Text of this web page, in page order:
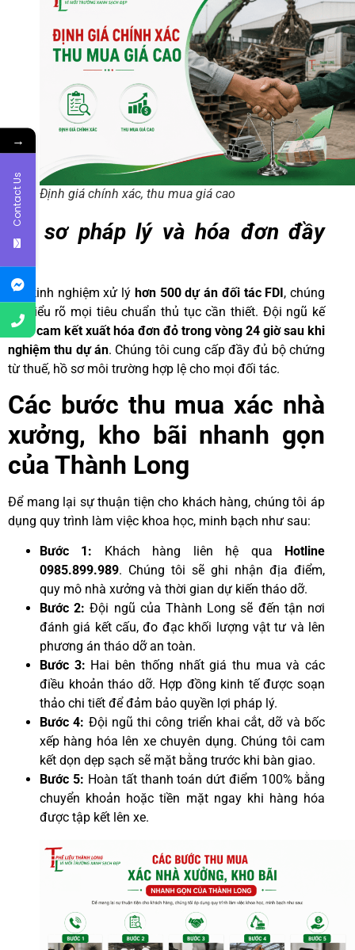
Định giá chính xác, thu mua giá cao
Hồ sơ pháp lý và hóa đơn đầy
Với kinh nghiệm xử lý hơn 500 dự án đối tác FDI, chúng
tôi hiểu rõ mọi tiêu chuẩn thủ tục cần thiết. Đội ngũ kế
toáncam kết xuất hóa đơn đỏ trong vòng 24 giờ sau khi
nghiệm thu dự án. Chúng tôi cung cấp đầy đủ bộ chứng
từ thuế, hồ sơ môi trường hợp lệ cho mọi đối tác.
Các bước thu mua xác nhà
xưởng, kho bãi nhanh gọn
của Thành Long
Để mang lại sự thuận tiện cho khách hàng, chúng tôi áp
dụng quy trình làm việc khoa học, minh bạch như sau:
Bước 1: Khách hàng liên hệ qua
Hotline
0985.899.989. Chúng tôi sẽ ghi nhận địa điểm,
quy mô nhà xưởng và thời gian dự kiến tháo dỡ.
Bước 2:Đội ngũ của Thành Long sẽ đến tận nơi
đánh giá kết cấu, đo đạc khối lượng vật tư và lên
phương án tháo dỡ an toàn.
Bước 3: Hai bên thống nhất giá thu mua và các
điều khoản tháo dỡ. Hợp đồng kinh tế được soạn
thảo chi tiết để đảm bảo quyền lợi pháp lý.
Bước 4: Đội ngũ thi công triển khai cắt, dỡ và bốc
xếp hàng hóa lên xe chuyên dụng. Chúng tôi cam
kết dọn dẹp sạch sẽ mặt bằng trước khi bàn giao.
Bước 5: Hoàn tất thanh toán dứt điểm 100% bằng
chuyển khoản hoặc tiền mặt ngay khi hàng hóa
được tập kết lên xe.
→
Contact Us